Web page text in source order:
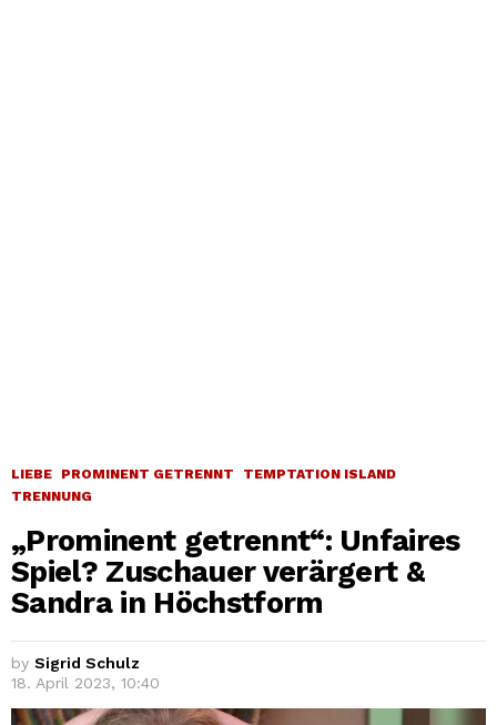
LIEBE PROMINENT GETRENNT
TEMPTATION ISLAND
TRENNUNG
„Prominent getrennt“: Unfaires
Spiel? Zuschauer verärgert &
Sandra in Höchstform
by Sigrid Schulz
18. April 2023, 10:40